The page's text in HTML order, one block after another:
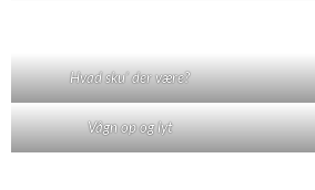
Hvad sku' der være?
Vågn op og lyt